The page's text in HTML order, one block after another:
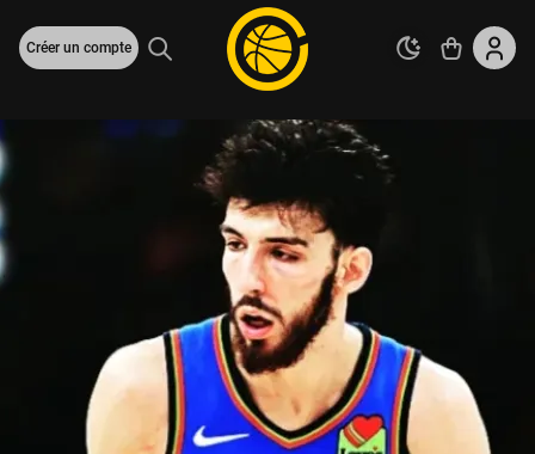
Créer un compte